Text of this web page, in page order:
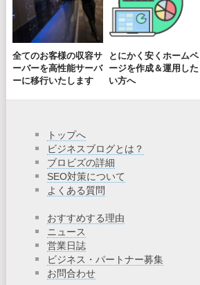
全てのお客様の収容サ
ーバーを高性能サーバ
ーに移行いたします
とにかく安くホームペ
ージを作成＆運用した
い方へ
トップへ
ビジネスブログとは？
ブロビズの詳細
SEO対策について
よくある質問
おすすめする理由
ニュース
営業日誌
ビジネス・パートナー募集
お問合わせ